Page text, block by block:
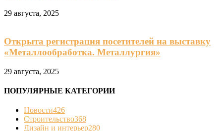
29 августа, 2025
Открыта регистрация посетителей на выставку
«Металлообработка. Металлургия»
29 августа, 2025
ПОПУЛЯРНЫЕ КАТЕГОРИИ
Новости426
Строительство368
Дизайн и интерьер280